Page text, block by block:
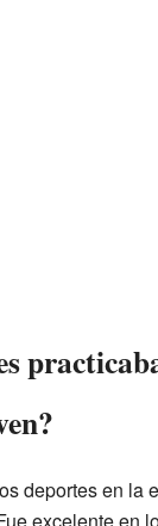
deportes en la